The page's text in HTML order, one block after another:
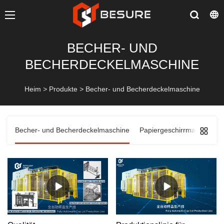
BECHER- UND
BECHERDECKELMASCHINE
Heim > Produkte > Becher- und Becherdeckelmaschine
Becher- und Becherdeckelmaschine Papiergeschirrmaschine